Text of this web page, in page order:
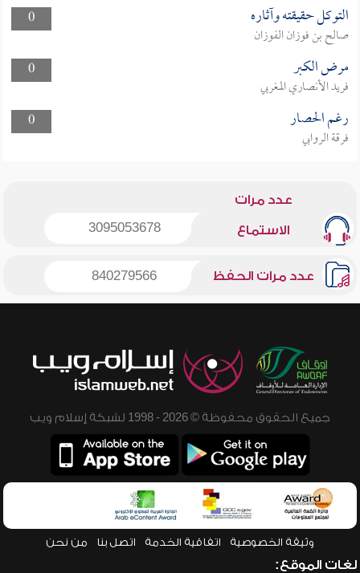
0
التوكل حقيقته وآثاره
صالح بن فوزان الفوزان
0
مرض الكبر
فريد الأنصاري المغربي
0
رغم الحصار
فرقة الروابي
عدد مرات
الاستماع 3095053678
عدد مرات الحفظ 840279566
جميع الحقوق محفوظة © 2026 - 1998 لشبكة إسلام ويب
وثيقة الخصوصية اتفاقية الخدمة اتصل بنا من نحن
لغات الموقع: